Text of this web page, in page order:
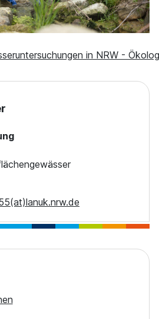
in NRW -